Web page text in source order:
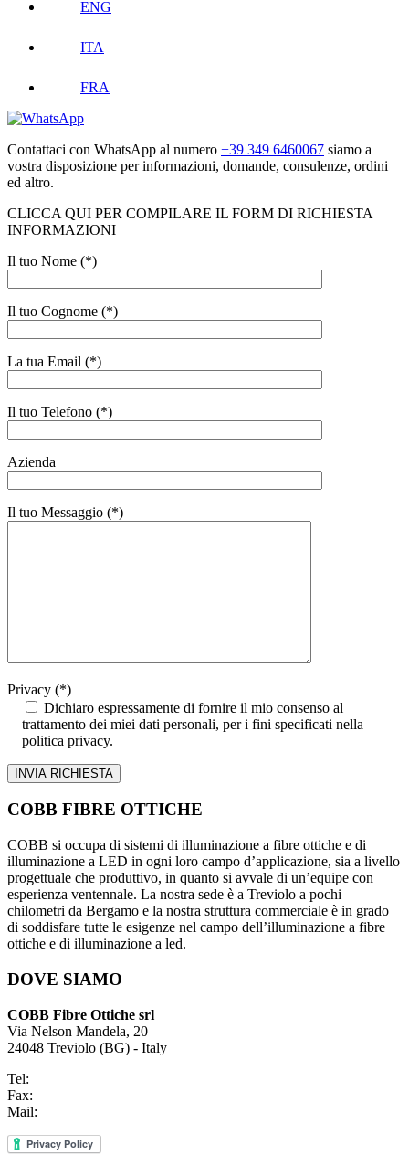
ENG
ITA
FRA
Contattaci con WhatsApp al numero +39 349 6460067 siamo a
vostra disposizione per informazioni, domande, consulenze, ordini
ed altro.
CLICCA QUI PER COMPILARE IL FORM DI RICHIESTA
INFORMAZIONI
Il tuo Nome (*)
Il tuo Cognome (*)
La tua Email (*)
Il tuo Telefono (*)
Azienda
Il tuo Messaggio (*)
Privacy (*)
Dichiaro espressamente di fornire il mio consenso al
trattamento dei miei dati personali, per i fini specificati nella
politica privacy.
COBB FIBRE OTTICHE
COBB si occupa di sistemi di illuminazione a fibre ottiche e di
illuminazione a LED in ogni loro campo d’applicazione, sia a livello
progettuale che produttivo, in quanto si avvale di un’equipe con
esperienza ventennale. La nostra sede è a Treviolo a pochi
chilometri da Bergamo e la nostra struttura commerciale è in grado
di soddisfare tutte le esigenze nel campo dell’illuminazione a fibre
ottiche e di illuminazione a led.
DOVE SIAMO
COBB Fibre Ottiche srl
Via Nelson Mandela, 20
24048 Treviolo (BG) - Italy
Tel:
Fax:
Mail: